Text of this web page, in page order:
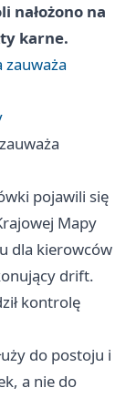
nałożono na
karne.
zauważa
pojawili się
Mapy
dla kierowców
drift.
kontrolę
do postoju i
a nie do